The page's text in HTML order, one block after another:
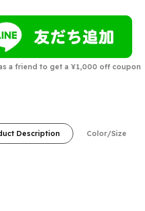
a friend to get a ¥1,000 off coupon
Description Color/Size